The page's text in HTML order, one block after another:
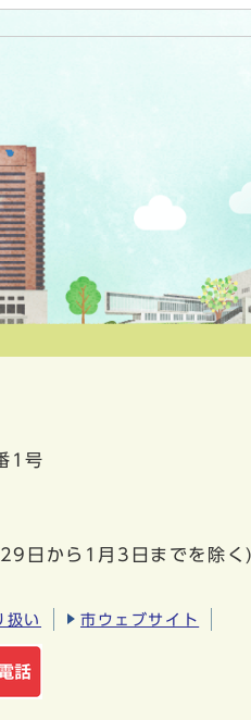
1号
日から1月3日までを除く)
扱い 市ウェブサイト